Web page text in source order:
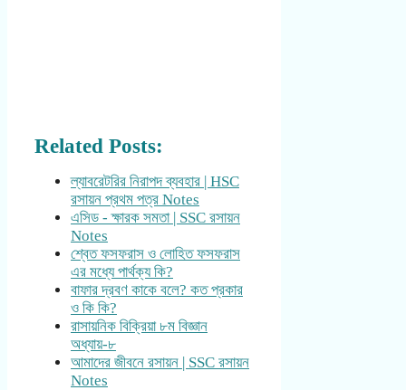
Related Posts:
ল্যাবরেটরির নিরাপদ ব্যবহার | HSC
রসায়ন প্রথম পত্র Notes
এসিড - ক্ষারক সমতা | SSC রসায়ন
Notes
শ্বেত ফসফরাস ও লোহিত ফসফরাস
এর মধ্যে পার্থক্য কি?
বাফার দ্রবণ কাকে বলে? কত প্রকার
ও কি কি?
রাসায়নিক বিক্রিয়া ৮ম বিজ্ঞান
অধ্যায়-৮
আমাদের জীবনে রসায়ন | SSC রসায়ন
Notes